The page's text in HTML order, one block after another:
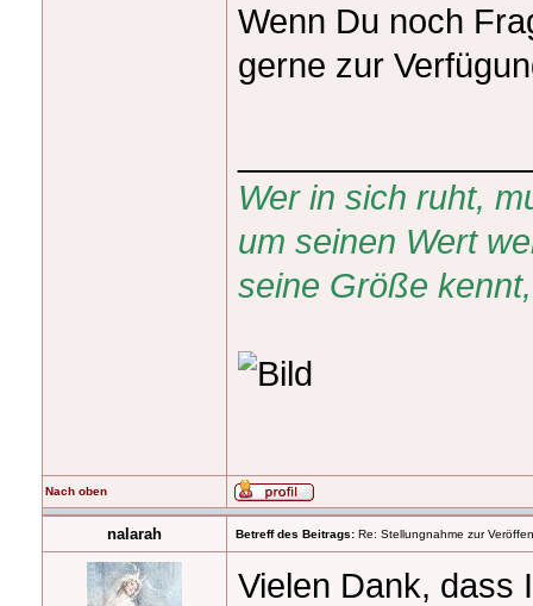
Wenn Du noch
gerne zur
Wer in sich ruht,
um seinen Wert
seine Größe
Nach oben
nalarah Betreff des Beitrags: Re: Stellungnahme zur
Vielen Dank, dass